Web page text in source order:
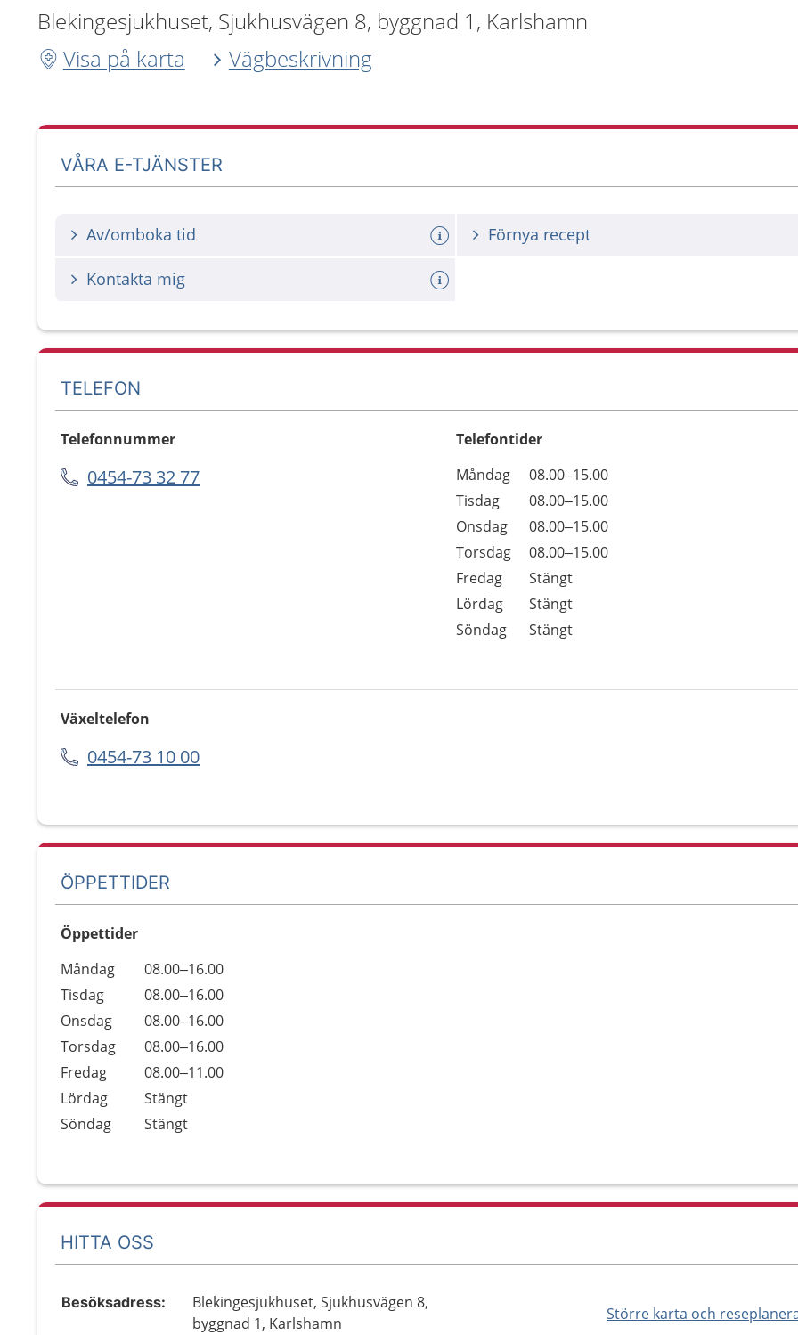
Blekingesjukhuset, Sjukhusvägen 8, byggnad 1, Karlshamn
Visa på karta
Vägbeskrivning
VÅRA E-TJÄNSTER
Av/omboka tid Förnya recept
Kontakta mig
TELEFON
Telefonnummer
0454-73 32 77
Telefontider
Dag
Öppettider
Kommentarer
Måndag
08.00–15.00
Tisdag
08.00–15.00
Onsdag
08.00–15.00
Torsdag
08.00–15.00
Fredag
Stängt
Lördag
Stängt
Söndag
Stängt
Växeltelefon
0454-73 10 00
ÖPPETTIDER
Öppettider
Dag
Öppettider
Kommentarer
Måndag
08.00–16.00
Tisdag
08.00–16.00
Onsdag
08.00–16.00
Torsdag
08.00–16.00
Fredag
08.00–11.00
Lördag
Stängt
Söndag
Stängt
HITTA OSS
Större karta och
Besöksadress:
Blekingesjukhuset, Sjukhusvägen 8,
byggnad 1, Karlshamn